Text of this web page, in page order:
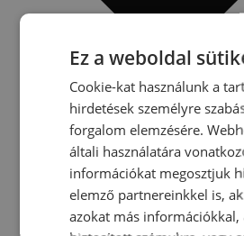
Kiszállítás bel- és külföldre
Ez a weboldal
Cookie-kat használunk a
hirdetések személyre
forgalom elemzésére.
általi használatára
információkat megosztjuk
elemző partnereinkkel is,
azokat más információkkal,